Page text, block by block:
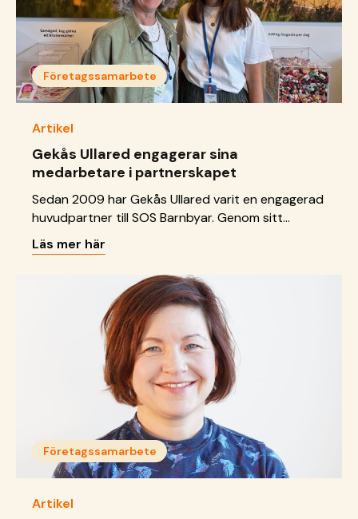
Företagssamarbete
Artikel
Gekås Ullared engagerar sina
medarbetare i partnerskapet
Sedan 2009 har Gekås Ullared varit en engagerad
huvudpartner till SOS Barnbyar. Genom sitt
långsiktiga stöd bidrar företaget till
familjestärkande insatser i Bangladesh och till det
viktiga arbetet i Ukraina. Hos Gekås Ullared spelar
socialt ansvarstagande en central roll.
Läs mer här
Företagssamarbete
Artikel